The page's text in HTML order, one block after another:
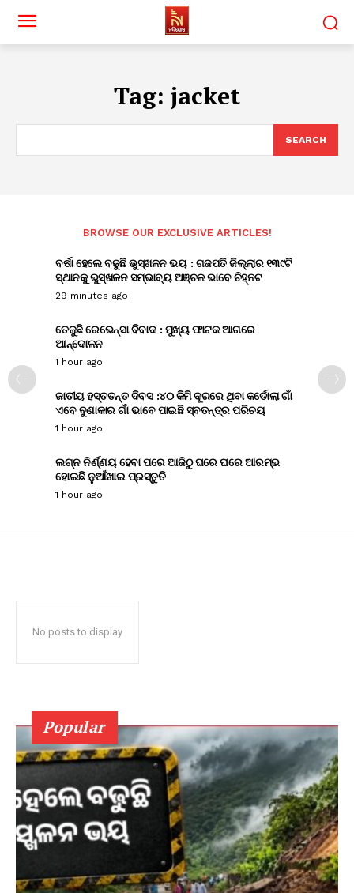
Tag: jacket
SEARCH
BROWSE OUR EXCLUSIVE ARTICLES!
ବର୍ଷା ହେଲେ ବଢୁଛି ଭୁସ୍ଖଳନ ଭୟ : ଗଜପତି ଜିଲ୍ଲାର ୧୩୯ଟି
ସ୍ଥାନକୁ ଭୁସ୍ଖଳନ ସମ୍ଭାବ୍ୟ ଅଞ୍ଚଳ ଭାବେ ଚିହ୍ନଟ
29 minutes ago
ତେଜୁଛି ରେଭେନ୍ସା ବିବାଦ : ମୁଖ୍ୟ ଫାଟକ ଆଗରେ
ଆନ୍ଦୋଳନ
1 hour ago
ଜାତୀୟ ହସ୍ତତନ୍ତ ଦିବସ :୪୦ କିମି ଦୂରରେ ଥିବା କର୍ଡୋଲା ଗାଁ
ଏବେ ବୁଣାକାର ଗାଁ ଭାବେ ପାଇଛି ସ୍ବତନ୍ତ୍ର ପରିଚୟ
1 hour ago
ଲଗ୍ନ ନିର୍ଣ୍ଣୟ ହେବା ପରେ ଆଜିଠୁ ଘରେ ଘରେ ଆରମ୍ଭ
ହୋଇଛି ନୁଆଁଖାଇ ପ୍ରସ୍ତୁତି
1 hour ago
No posts to display
Popular